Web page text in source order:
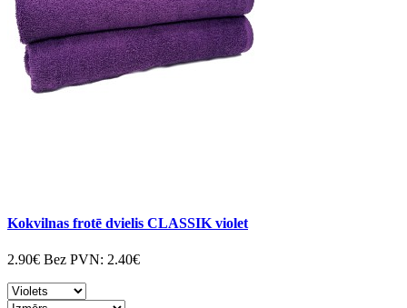
Kokvilnas frotē dvielis CLASSIK violet
2.90€ Bez PVN: 2.40€